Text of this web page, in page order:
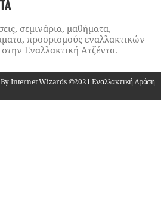
σεμινάρια, μαθήματα,
προορισμούς εναλλακτικών
Εναλλακτική Ατζέντα.
Internet Wizards ©2021 Εναλλακτική Δράση